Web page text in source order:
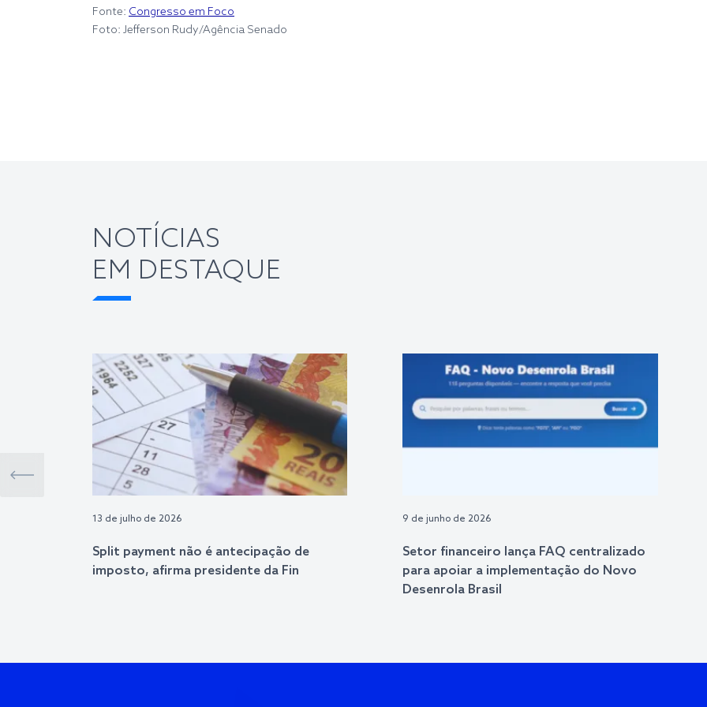
Fonte: Congresso em Foco
Foto: Jefferson Rudy/Agência Senado
NOTÍCIAS
EM DESTAQUE
13 de julho de 2026
Split payment não é antecipação de
imposto, afirma presidente da Fin
9 de junho de 2026
Setor financeiro lança FAQ centralizado
para apoiar a implementação do Novo
Desenrola Brasil